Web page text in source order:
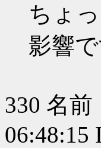
ちょ
影響
330 名前
06:48:15